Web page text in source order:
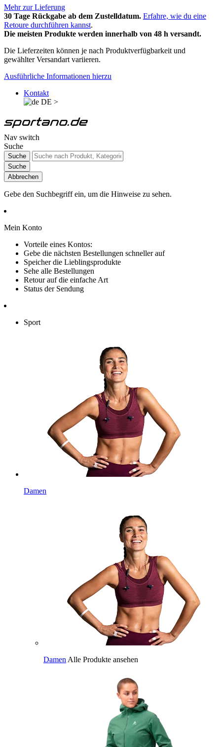
Mehr zur Lieferung
30 Tage Rückgabe ab dem Zustelldatum. Erfahre, wie du eine
Retoure durchführen kannst.
Die meisten Produkte werden innerhalb von 48 h versandt.
Die Lieferzeiten können je nach Produktverfügbarkeit und
gewählter Versandart variieren.
Ausführliche Informationen hierzu
Kontakt
DE >
Nav switch
Suche
Suche
Suche
Abbrechen
Gebe den Suchbegriff ein, um die Hinweise zu sehen.
Mein Konto
Vorteile eines Kontos:
Gebe die nächsten Bestellungen schneller auf
Speicher die Lieblingsprodukte
Sehe alle Bestellungen
Retour auf die einfache Art
Status der Sendung
Sport
Damen
Damen Alle Produkte ansehen